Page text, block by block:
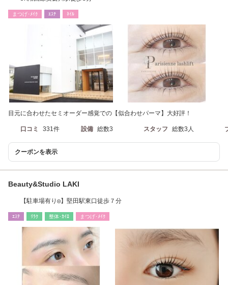
まつげ･ﾒｲｸ ｴｽﾃ ﾈｲﾙ
目元に合わせたセミオーダー感覚での【似合わせパーマ】大好評！
口コミ 331件 設備 総数3 スタッフ 総数3人
クーポンを表示
Beauty&Studio LAKI
【駐車場有り◎】堅田駅東口徒歩７分
ｴｽﾃ ﾘﾗｸ 整体･ｶｲﾛ まつげ･ﾒｲｸ